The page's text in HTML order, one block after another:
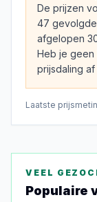
De prijzen
47
afgelopen
Heb je geen
prijsdaling
Laatste
VEEL
Populaire